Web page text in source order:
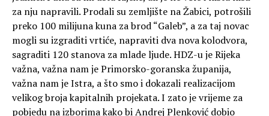
za nju napravili. Prodali su zemljište na Žabici, potrošili
preko 100 milijuna kuna za brod “Galeb”, a za taj novac
mogli su izgraditi vrtiće, napraviti dva nova kolodvora,
sagraditi 120 stanova za mlade ljude. HDZ-u je Rijeka
važna, važna nam je Primorsko-goranska županija,
važna nam je Istra, a što smo i dokazali realizacijom
velikog broja kapitalnih projekata. I zato je vrijeme za
pobjedu na izborima kako bi Andrej Plenković dobio